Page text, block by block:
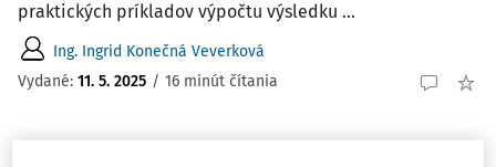
praktických príkladov výpočtu výsledku ...
Ing. Ingrid Konečná Veverková
Vydané: 11. 5. 2025 / 16 minút čítania